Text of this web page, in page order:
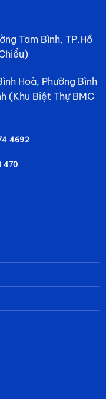
Tam Bình, TP.Hồ
Hoà, Phường Bình
(Khu Biệt Thự BMC
4692
470